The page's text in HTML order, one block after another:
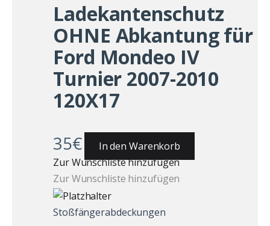
Ladekantenschutz
OHNE Abkantung für
Ford Mondeo IV
Turnier 2007-2010
120X17
35€
In den Warenkorb
Zur Wunschliste hinzufügen
Zur Wunschliste hinzufügen
Stoßfängerabdeckungen